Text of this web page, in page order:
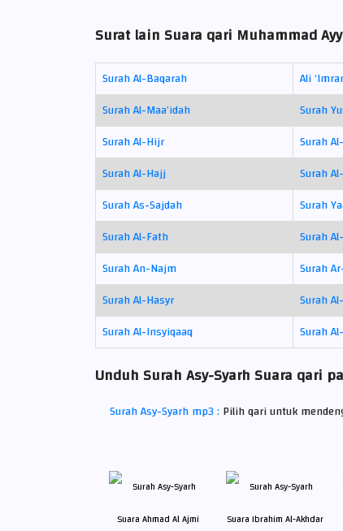
Surat lain Suara qari Muhammad
Surah Al-Baqarah Ali
Surah Al-Maa’idah
Surah
Surah Al-Hijr
Surah
Surah Al-Hajj
Surah
Surah As-Sajdah
Surah
Surah Al-Fath
Surah
Surah An-Najm
Surah
Surah Al-Hasyr
Surah
Surah Al-Insyiqaaq
Surah
Unduh Surah Asy-Syarh Suara qari
Surah Asy-Syarh mp3 : Pilih qari untuk